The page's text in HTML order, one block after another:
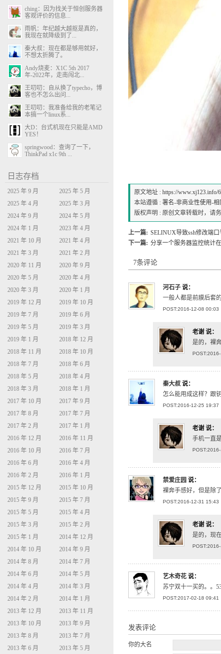
原文地址 :https://www.xj123.info/
本站遵循 :署名-非商业性使用-相
版权声明 : 原创文章转载时，请
上一篇: SELINUX导致ssh修改端
下一篇: 分享一个服务器监控统计
7条评论
河石子 说：
一般人都是前膜后套
POST:2016-12-08 00:03
老谢 说：
是的，裸
秦大叔 说：
怎么能用成这样？跟
POST:2016-12-25 19:37
老谢 说：
手机一直
禁爱庄园 说：
裸奔手感好，但是除
POST:2016-12-31 15:43
老谢 说：
是的，现
艺木奇花 说：
苏宁双十一买的。。
POST:2017-02-18 09:41
发表评论
你的大名
ching：因为找关于恒创服务器
客观评价的信息...
雨帆：年纪越大越抠是真的，
我现在就降级到了...
秦大叔：现在都是够用就好，
不想太折腾了。
Andy烧麦：X1C 5th 2017
年-2022年，走南闯北...
王叨叨：自从换了typecho，博
客也不怎么出问...
王叨叨：我准备给我的老笔记
本搞一个linux系...
大D：台式机现在只能是AMD
YES！
springwood：查询了一下，
ThinkPad x1c 9th ...
日志存档
2025 年 9 月
2025 年 5 月
2025 年 4 月
2025 年 3 月
2024 年 9 月
2024 年 5 月
2024 年 1 月
2023 年 4 月
2021 年 10 月
2021 年 4 月
2021 年 3 月
2021 年 2 月
2020 年 11 月
2020 年 9 月
2020 年 5 月
2020 年 4 月
2020 年 3 月
2020 年 1 月
2019 年 12 月
2019 年 10 月
2019 年 7 月
2019 年 6 月
2019 年 5 月
2019 年 3 月
2019 年 1 月
2018 年 12 月
2018 年 11 月
2018 年 10 月
2018 年 7 月
2018 年 6 月
2018 年 5 月
2018 年 4 月
2018 年 3 月
2018 年 1 月
2017 年 10 月
2017 年 9 月
2017 年 8 月
2017 年 7 月
2017 年 2 月
2017 年 1 月
2016 年 12 月
2016 年 11 月
2016 年 10 月
2016 年 7 月
2016 年 6 月
2016 年 4 月
2016 年 2 月
2016 年 1 月
2015 年 12 月
2015 年 10 月
2015 年 9 月
2015 年 7 月
2015 年 5 月
2015 年 4 月
2015 年 3 月
2015 年 2 月
2015 年 1 月
2014 年 12 月
2014 年 10 月
2014 年 9 月
2014 年 8 月
2014 年 7 月
2014 年 6 月
2014 年 5 月
2014 年 4 月
2014 年 3 月
2014 年 2 月
2014 年 1 月
2013 年 12 月
2013 年 11 月
2013 年 10 月
2013 年 9 月
2013 年 8 月
2013 年 7 月
2013 年 6 月
2013 年 5 月